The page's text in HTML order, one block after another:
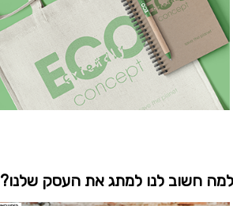
למה חשוב לנו למתג את העסק שלנו?